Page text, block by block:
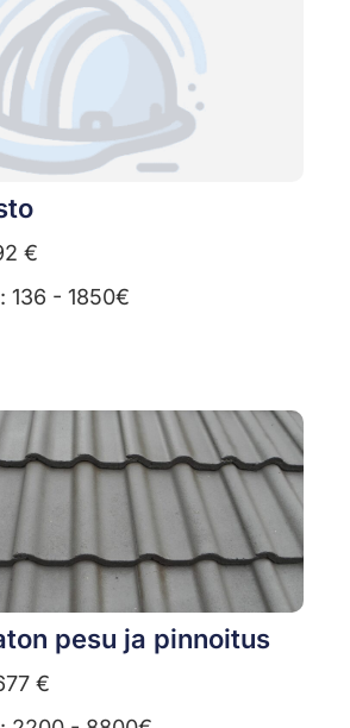
€
136 - 1850€
pesu ja pinnoitus
€